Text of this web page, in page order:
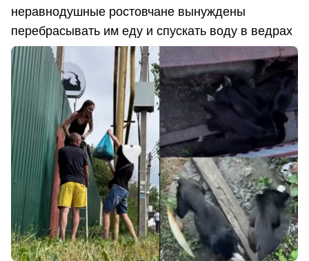
неравнодушные ростовчане вынуждены
перебрасывать им еду и спускать воду в ведрах